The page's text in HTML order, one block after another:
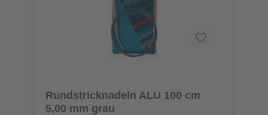
Rundstricknadeln ALU 100 cm
5,00 mm grau